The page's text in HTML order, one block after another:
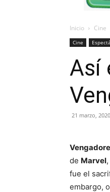
Inicio Cine
Cine
Así
21 marzo, 2020
de Marvel
fue el
embargo,